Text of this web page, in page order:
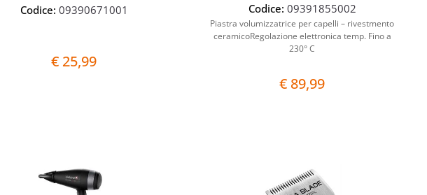
Codice: 09390671001
€ 25,99
Codice: 09391855002
Piastra volumizzatrice per capelli – rivestmento
ceramicoRegolazione elettronica temp. Fino a
230° C
€ 89,99